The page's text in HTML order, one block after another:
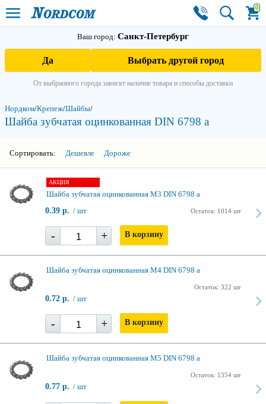
0
Ваш город: Санкт-Петербург
Да Выбрать другой город
От выбранного города зависят наличие товара и способы доставки
Нордком/Крепеж/Шайбы/
Шайба зубчатая оцинкованная DIN 6798 а
Сортировать: Дешевле Дороже
АКЦИЯ
Шайба зубчатая оцинкованная М3 DIN 6798 a
Остаток: 1014 шт
0.39 р. / шт
- + В корзину
Шайба зубчатая оцинкованная М4 DIN 6798 a
Остаток: 322 шт
0.72 р. / шт
- + В корзину
Шайба зубчатая оцинкованная М5 DIN 6798 a
Остаток: 1354 шт
0.77 р. / шт